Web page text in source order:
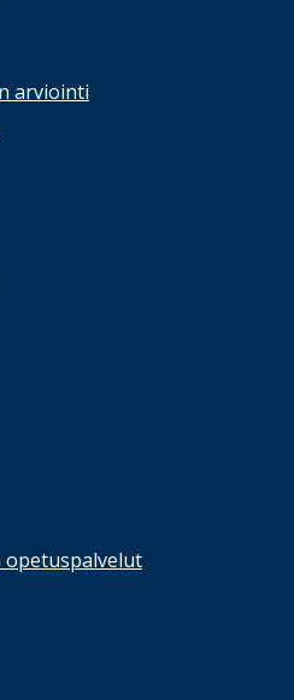
arviointi